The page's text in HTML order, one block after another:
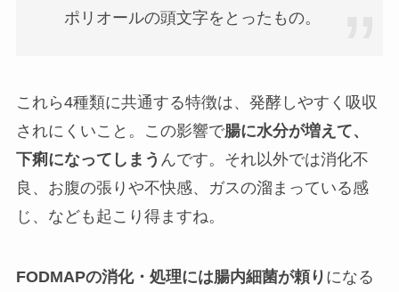
ポリオールの頭文字をとったもの。
これら4種類に共通する特徴は、発酵しやすく吸収
されにくいこと。この影響で腸に水分が増えて、
下痢になってしまう んです。それ以外では消化不
良、お腹の張りや不快感、ガスの溜まっている感
じ、なども起こり得ますね。
FODMAPの消化・処理には腸内細菌が頼り になる